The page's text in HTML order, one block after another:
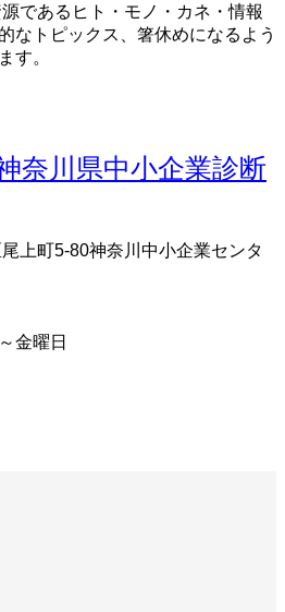
であるヒト・モノ・カネ・情報
なトピックス、箸休めになるよう
す。
上町5-80神奈川中小企業センタ
金曜日